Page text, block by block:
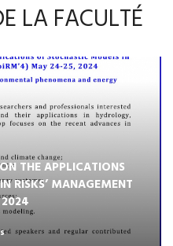
LA FACULTÉ
THE APPLICATIONS
RISKS’ MANAGEMENT